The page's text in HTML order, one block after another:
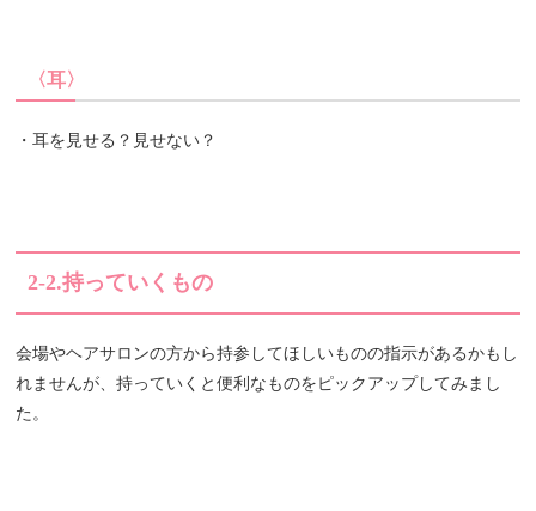
〈耳〉
・耳を見せる？見せない？
2-2.持っていくもの
会場やヘアサロンの方から持参してほしいものの指示があるかもし
れませんが、持っていくと便利なものをピックアップしてみまし
た。